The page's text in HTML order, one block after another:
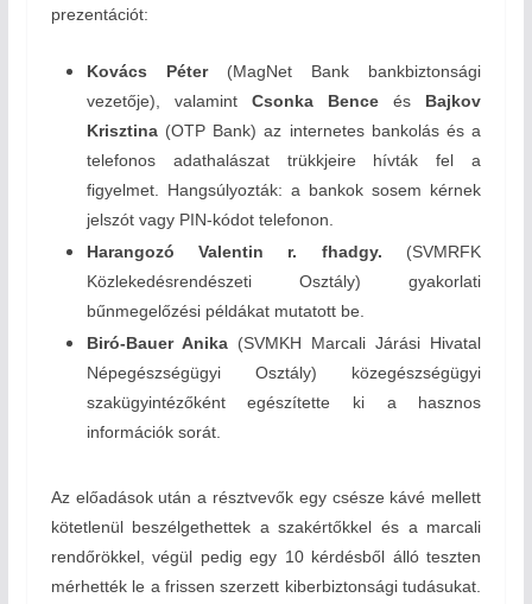
prezentációt:
Kovács Péter(MagNet Bank bankbiztonsági
vezetője), valamint Csonka Bence és Bajkov
Krisztina(OTP Bank) az internetes bankolás és a
telefonos adathalászat trükkjeire hívták fel a
figyelmet. Hangsúlyozták: a bankok sosem kérnek
jelszót vagy PIN-kódot telefonon.
Harangozó Valentin r. fhadgy. (SVMRFK
Közlekedésrendészeti Osztály) gyakorlati
bűnmegelőzési példákat mutatott be.
Biró-Bauer Anika(SVMKH Marcali Járási Hivatal
Népegészségügyi Osztály) közegészségügyi
szakügyintézőként egészítette ki a hasznos
információk sorát.
Az előadások után a résztvevők egy csésze kávé mellett
kötetlenül beszélgethettek a szakértőkkel és a marcali
rendőrökkel, végül pedig egy 10 kérdésből álló teszten
mérhették le a frissen szerzett kiberbiztonsági tudásukat.